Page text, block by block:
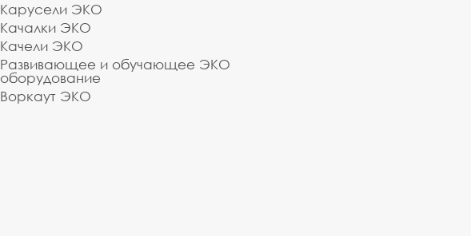
Карусели ЭКО
Качалки ЭКО
Качели ЭКО
Развивающее и обучающее ЭКО
оборудование
Воркаут ЭКО